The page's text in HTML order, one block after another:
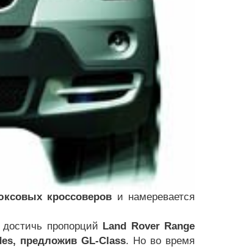
кроссоверов и намеревается
пропорций Land Rover Range
предложив GL-Class. Но во время